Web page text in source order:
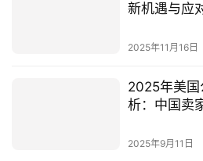
新机遇与应
2025年11月16日
2025年美
析：中国卖
2025年9月11日